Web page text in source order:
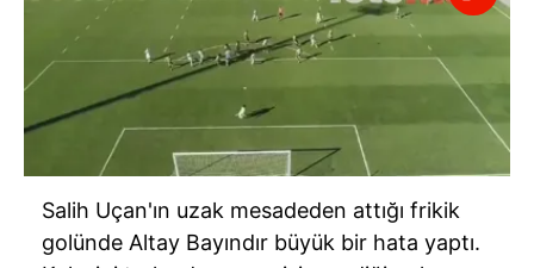
Salih Uçan'ın uzak mesadeden attığı frikik
golünde Altay Bayındır büyük bir hata yaptı.